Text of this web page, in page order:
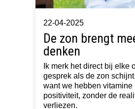
22-04-2025
De zon brengt
denken
Ik merk het direct bij elke
gesprek als de zon
want we hebben vitamine
positiviteit, zonder de
verliezen.